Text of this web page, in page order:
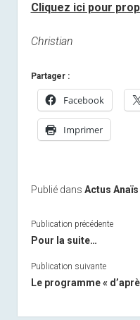
Cliquez ici pour
Christian
Partager :
Facebook
Imprimer
Publié dans Actus Anaïs
Publication précédente
Pour la suite…
Publication suivante
Le programme «